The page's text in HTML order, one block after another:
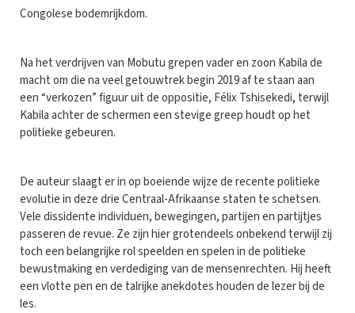
Congolese bodemrijkdom.
Na het verdrijven van Mobutu grepen vader en zoon Kabila de
macht om die na veel getouwtrek begin 2019 af te staan aan
een “verkozen” figuur uit de oppositie, Félix Tshisekedi, terwijl
Kabila achter de schermen een stevige greep houdt op het
politieke gebeuren.
De auteur slaagt er in op boeiende wijze de recente politieke
evolutie in deze drie Centraal-Afrikaanse staten te schetsen.
Vele dissidente individuen, bewegingen, partijen en partijtjes
passeren de revue. Ze zijn hier grotendeels onbekend terwijl zij
toch een belangrijke rol speelden en spelen in de politieke
bewustmaking en verdediging van de mensenrechten. Hij heeft
een vlotte pen en de talrijke anekdotes houden de lezer bij de
les.